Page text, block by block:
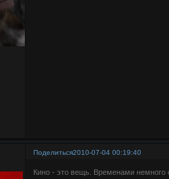
Поделиться2010-07-04 00:19:40
Кино - это вещь. Временами немного